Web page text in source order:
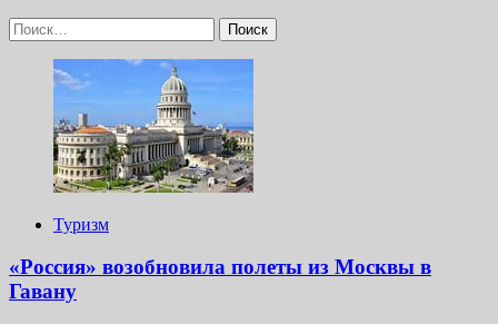
Найти:
Туризм
«Россия» возобновила полеты из Москвы в
Гавану